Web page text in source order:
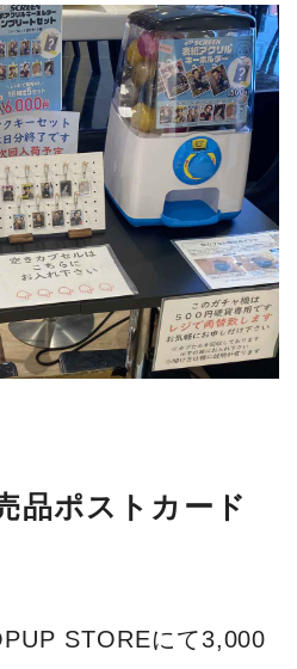
品ポストカード
STOREにて3,000